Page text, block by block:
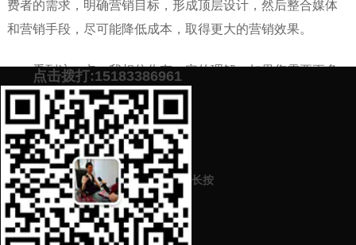
费者的需求，明确营销目标，形成顶层设计，然后整合媒体
和营销手段，尽可能降低成本，取得更大的营销效果。
看到这一点，我相信你有一定的理解。如果您需要更多
信息，请扫描屏幕底部的二维码了解更多信息。
预约营销老师 添加微信号：scyxch
案！
上一篇：马尔代夫网络营销推广策划公司哪家好
下一篇：土耳其网络营销策划推广公司机构平台哪家口碑好
点击拨打:15183386961
长按